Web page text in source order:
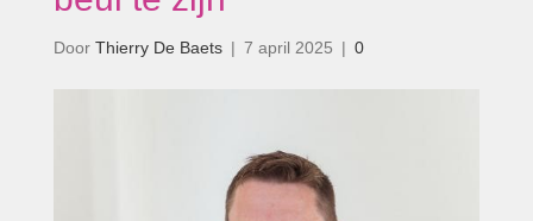
Door Thierry De Baets | 7 april 2025 | 0